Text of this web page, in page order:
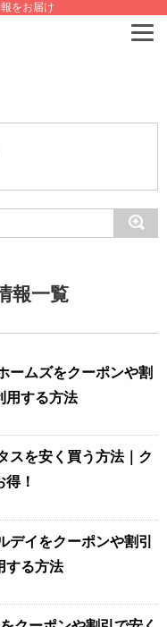
をお届け
報一覧
ームズをクーポンや割
用する方法
スを安く買う方法｜ク
！
デイをクーポンや割引
する方法